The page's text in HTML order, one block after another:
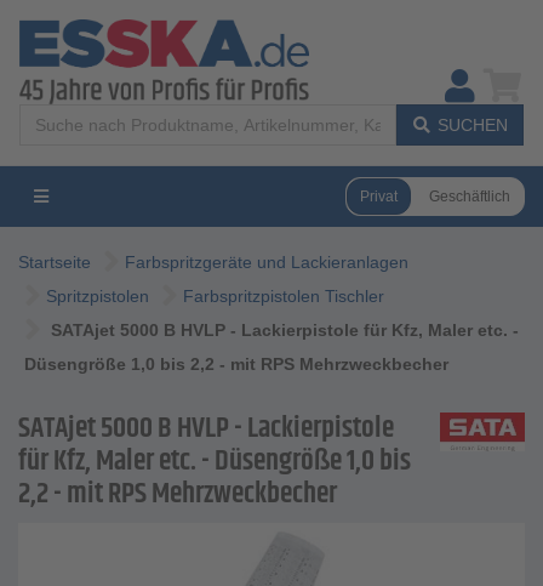
SUCHEN
Privat Geschäftlich
Startseite
Farbspritzgeräte und Lackieranlagen
Spritzpistolen
Farbspritzpistolen Tischler
SATAjet 5000 B HVLP - Lackierpistole für Kfz, Maler etc. -
Düsengröße 1,0 bis 2,2 - mit RPS Mehrzweckbecher
SATAjet 5000 B HVLP - Lackierpistole
für Kfz, Maler etc. - Düsengröße 1,0 bis
2,2 - mit RPS Mehrzweckbecher